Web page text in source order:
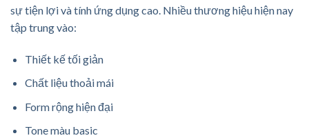
sự tiện lợi và tính ứng dụng cao. Nhiều thương hiệu hiện nay
tập trung vào:
Thiết kế tối giản
Chất liệu thoải mái
Form rộng hiện đại
Tone màu basic